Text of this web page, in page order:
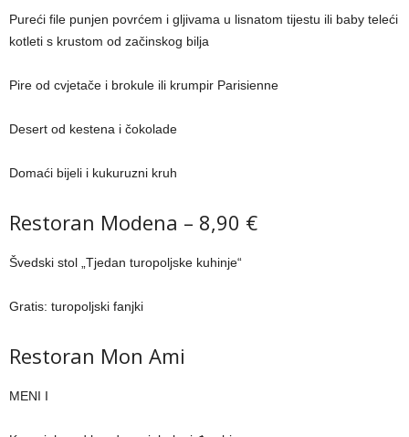
Pureći file punjen povrćem i gljivama u lisnatom tijestu ili baby teleći
kotleti s krustom od začinskog bilja
Pire od cvjetače i brokule ili krumpir Parisienne
Desert od kestena i čokolade
Domaći bijeli i kukuruzni kruh
Restoran Modena – 8,90 €
Švedski stol „Tjedan turopoljske kuhinje“
Gratis: turopoljski fanjki
Restoran Mon Ami
MENI I